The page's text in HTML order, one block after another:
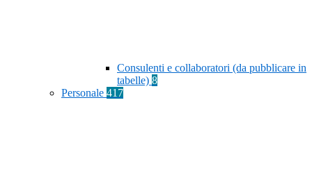
Consulenti e collaboratori (da pubblicare in
tabelle) 8
Personale 417